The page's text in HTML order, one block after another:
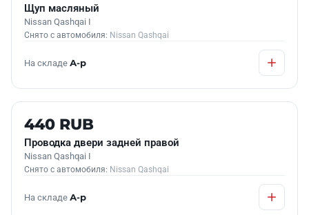
Щуп масляный
Nissan Qashqai I
Снято с автомобиля: Nissan Qashqai
На складе А-р
Б/У В НАЛИЧИИ
440 RUB
Проводка двери задней правой
Nissan Qashqai I
Снято с автомобиля: Nissan Qashqai
На складе А-р